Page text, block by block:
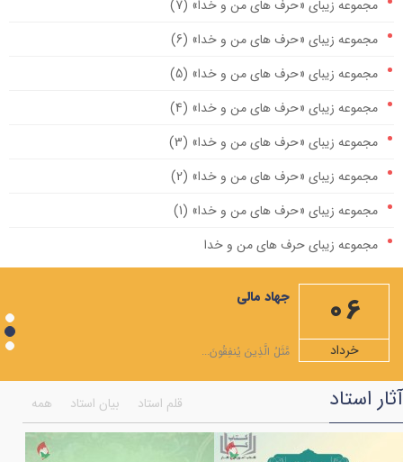
مجموعه زیبای «حرف های من و خدا» (7)
مجموعه زیبای «حرف های من و خدا» (6)
مجموعه زیبای «حرف های من و خدا» (5)
مجموعه زیبای «حرف های من و خدا» (4)
مجموعه زیبای «حرف های من و خدا» (3)
مجموعه زیبای «حرف های من و خدا» (2)
مجموعه زیبای «حرف های من و خدا» (1)
مجموعه زیبای حرف های من و خدا
مهمترین صله ارحام، ایجاد رابطه با امام زمان علیه السلام است
ویژه نامه ماه مبارک رمضان
شرح دعاهای روزهای ماه رمضان+صوت
شرح صلوات مخصوص ماه رمضان
همایش اختتامیه جشنواره انسان تمام
ویژه نامه ماه شعبان المعظم
جهاد مالی
مَّثَلُ الَّذِينَ يُنفِقُونَ...
06
خرداد
همه بیان استاد قلم استاد آثار استاد